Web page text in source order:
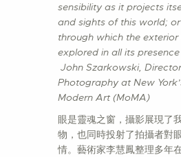
sensibility as it projects
and sights of this world;
through which the
explored in all its
John Szarkowski,
Photography at New
Modern Art (MoMA)
眼是靈魂之窗，攝影展現了
物，也同時投射了拍攝者對
情。藝術家李慧鳳整理多年